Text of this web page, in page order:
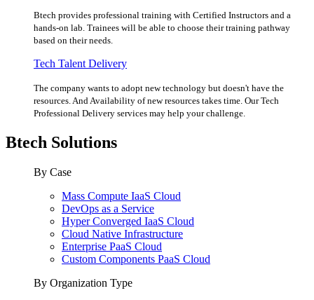
Btech provides professional training with Certified Instructors and a
hands-on lab. Trainees will be able to choose their training pathway
based on their needs.
Tech Talent Delivery
The company wants to adopt new technology but doesn't have the
resources. And Availability of new resources takes time. Our Tech
Professional Delivery services may help your challenge.
Btech Solutions
By Case
Mass Compute IaaS Cloud
DevOps as a Service
Hyper Converged IaaS Cloud
Cloud Native Infrastructure
Enterprise PaaS Cloud
Custom Components PaaS Cloud
By Organization Type